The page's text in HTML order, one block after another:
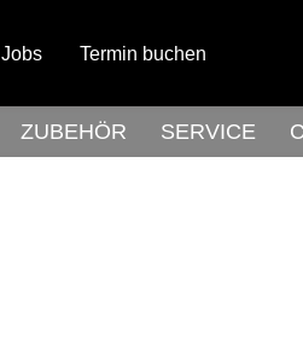
Jobs Termin buchen
ZUBEHÖR SERVICE